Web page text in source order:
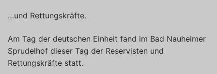
…und Rettungskräfte.
Am Tag der deutschen Einheit fand im Bad Nauheimer
Sprudelhof dieser Tag der Reservisten und
Rettungskräfte statt.